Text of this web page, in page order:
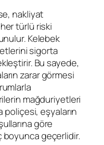
nakliyat
türlü riski
Kelebek
sigorta
Bu sayede,
zarar görmesi
mağduriyetleri
poliçesi, eşyaların
göre
geçerlidir.